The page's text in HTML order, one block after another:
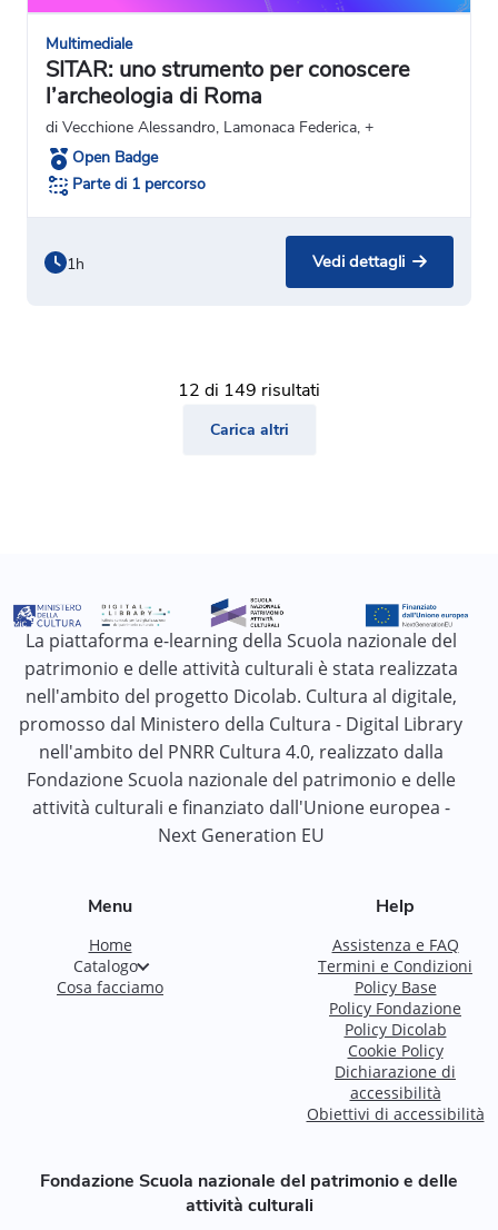
Multimediale
SITAR: uno strumento per conoscere
l’archeologia di Roma
di Vecchione Alessandro, Lamonaca Federica, +
Open Badge
Parte di 1 percorso
1h Vedi dettagli
12 di 149 risultati
Carica altri
La piattaforma e-learning della Scuola nazionale del
patrimonio e delle attività culturali è stata realizzata
nell'ambito del progetto Dicolab. Cultura al digitale,
promosso dal Ministero della Cultura - Digital Library
nell'ambito del PNRR Cultura 4.0, realizzato dalla
Fondazione Scuola nazionale del patrimonio e delle
attività culturali e finanziato dall'Unione europea -
Next Generation EU
Menu
Home
Catalogo
Cosa facciamo
Help
Assistenza e FAQ
Termini e Condizioni
Policy Base
Policy Fondazione
Policy Dicolab
Cookie Policy
Dichiarazione di
accessibilità
Obiettivi di accessibilità
Fondazione Scuola nazionale del patrimonio e delle
attività culturali